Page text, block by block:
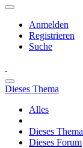
Anmelden
Registrieren
Suche
Dieses Thema
Alles
Dieses Thema
Dieses Forum